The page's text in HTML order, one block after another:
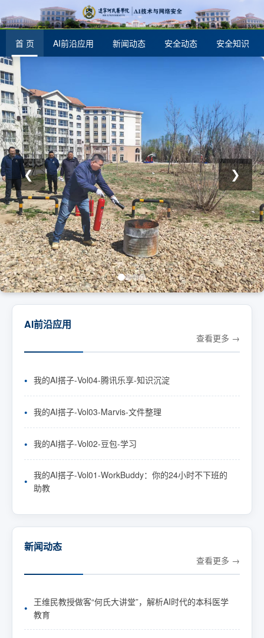
首 页 AI前沿应用 新闻动态 安全动态 安全知识
❮ ❯
AI前沿应用
查看更多
我的AI搭子-Vol04-腾讯乐享-知识沉淀
我的AI搭子-Vol03-Marvis-文件整理
我的AI搭子-Vol02-豆包-学习
我的AI搭子-Vol01-WorkBuddy：你的24小时不下班的
助教
新闻动态
查看更多
王维民教授做客“何氏大讲堂”，解析AI时代的本科医学
教育